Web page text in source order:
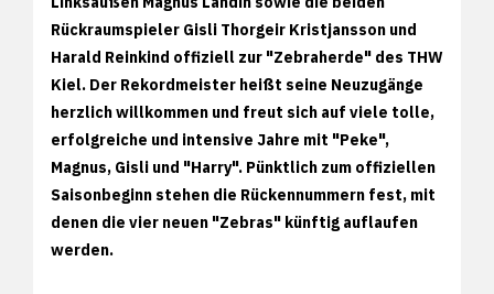
Rückraumspieler Gisli Thorgeir Kristjansson und
Harald Reinkind offiziell zur "Zebraherde" des THW
Kiel. Der Rekordmeister heißt seine Neuzugänge
herzlich willkommen und freut sich auf viele tolle,
erfolgreiche und intensive Jahre mit "Peke",
Magnus, Gisli und "Harry". Pünktlich zum offiziellen
Saisonbeginn stehen die Rückennummern fest, mit
denen die vier neuen "Zebras" künftig auflaufen
werden.